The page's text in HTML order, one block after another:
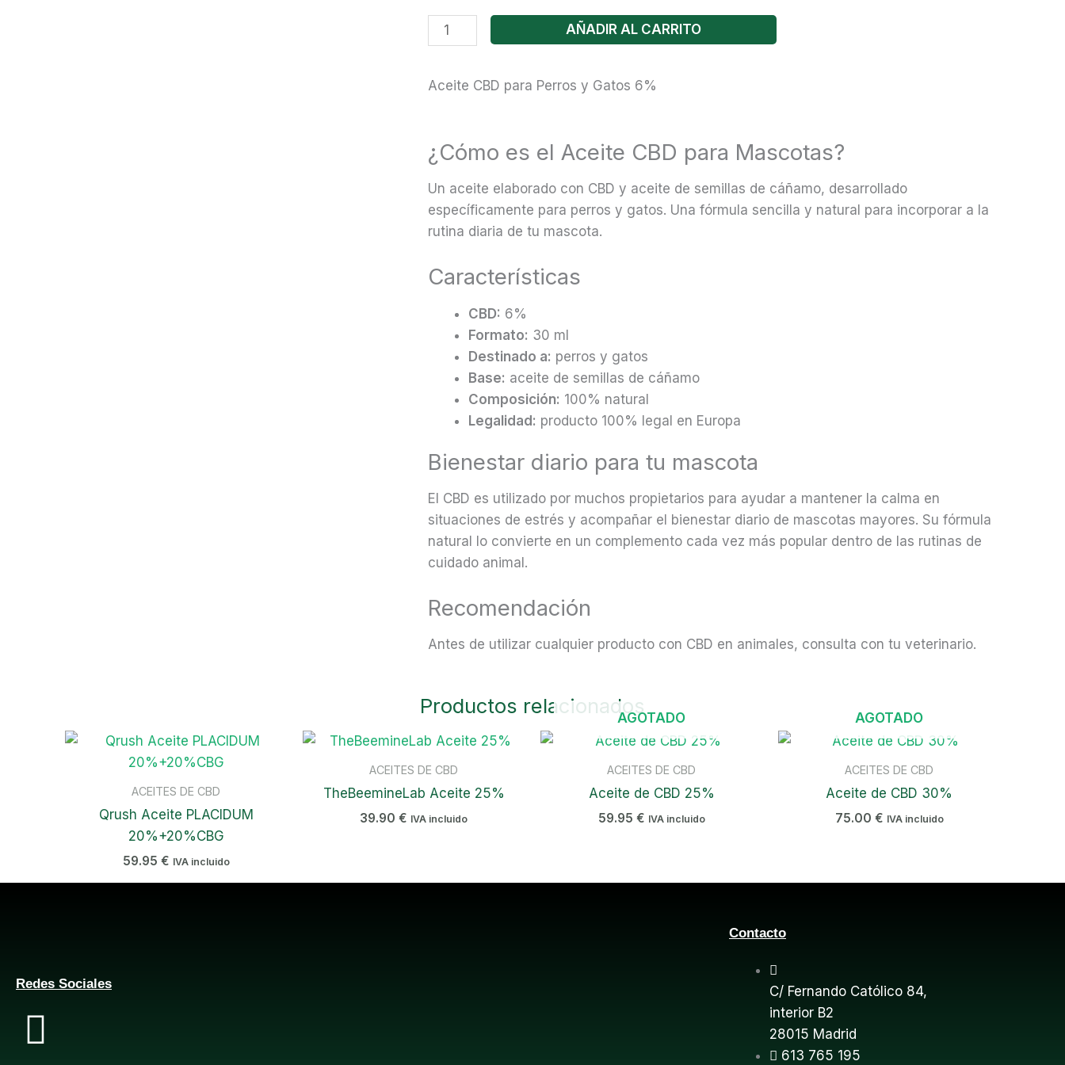
Aceite
CBD
mascotas
AÑADIR AL CARRITO
Aceite CBD para Perros y Gatos 6%
¿Cómo es el Aceite CBD para Mascotas?
Un aceite elaborado con CBD y aceite de semillas de cáñamo, desarrollado
específicamente para perros y gatos. Una fórmula sencilla y natural para incorporar a la
rutina diaria de tu mascota.
Características
CBD: 6%
Formato: 30 ml
Destinado a: perros y gatos
Base: aceite de semillas de cáñamo
Composición: 100% natural
Legalidad: producto 100% legal en Europa
Bienestar diario para tu mascota
El CBD es utilizado por muchos propietarios para ayudar a mantener la calma en
situaciones de estrés y acompañar el bienestar diario de mascotas mayores. Su fórmula
natural lo convierte en un complemento cada vez más popular dentro de las rutinas de
cuidado animal.
Recomendación
Antes de utilizar cualquier producto con CBD en animales, consulta con tu veterinario.
Productos relacionados
ACEITES DE CBD
Qrush Aceite PLACIDUM
20%+20%CBG
59.95 € IVA incluido
ACEITES DE CBD
TheBeemineLab Aceite 25%
39.90 € IVA incluido
AGOTADO
ACEITES DE CBD
Aceite de CBD 25%
59.95 € IVA incluido
AGOTADO
ACEITES DE CBD
Aceite de CBD 30%
75.00 € IVA incluido
Redes Sociales
F
Contacto
C/ Fernando Católico 84,
interior B2
28015 Madrid
613 765 195